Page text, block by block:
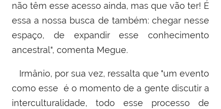
não têm esse acesso ainda, mas que vão ter! É
essa a nossa busca de também: chegar nesse
espaço, de expandir esse conhecimento
ancestral", comenta Megue.
Irmânio, por sua vez, ressalta que "um evento
como esse é o momento de a gente discutir a
interculturalidade, todo esse processo de